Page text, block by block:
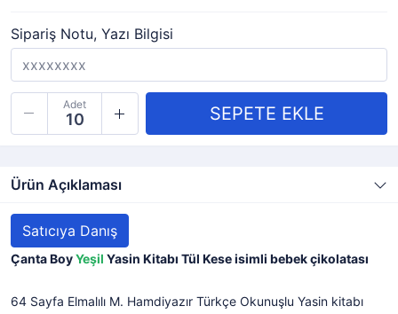
Sipariş Notu, Yazı Bilgisi
Adet
Ürün Açıklaması
Satıcıya Danış
Çanta BoyYeşil Yasin Kitabı Tül Kese isimli bebek çikolatası
64 Sayfa Elmalılı M. Hamdiyazır Türkçe Okunuşlu Yasin kitabı